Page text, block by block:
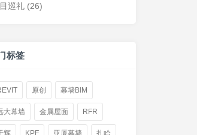
巡礼(26)
标签
原创 幕墙BIM
大幕墙 金属屋面 RFR
辉 KPF 亚厦幕墙 扎哈